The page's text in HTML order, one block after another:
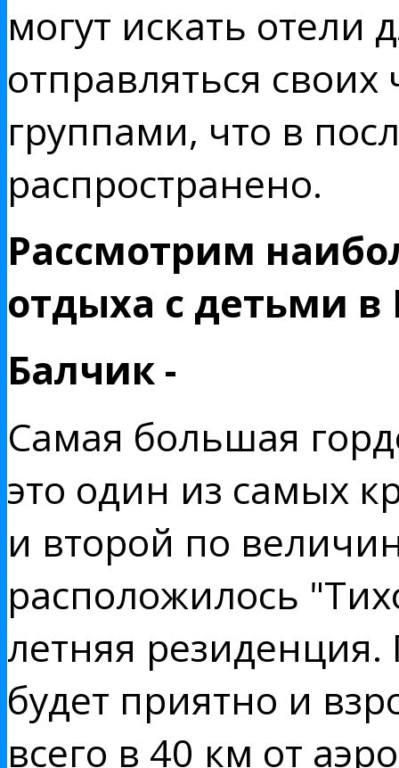
могут искать отели
отправляться
группами, что в
распространено.
Рассмотрим
отдыха с детьми в
Балчик -
Самая большая
это один из самых
и второй по
расположилось
летняя
будет приятно и
всего в 40 км от